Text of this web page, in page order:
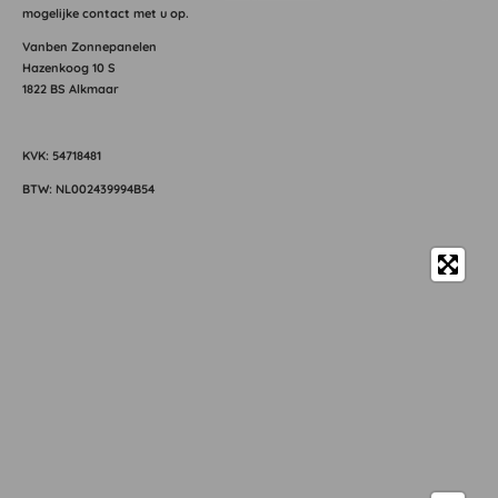
mogelijke contact met u op.
Vanben Zonnepanelen
Hazenkoog 10 S
1822 BS Alkmaar
KVK: 54718481
BTW: NL002439994B54